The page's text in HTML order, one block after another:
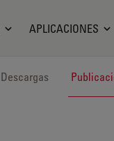
APLICACIONES
Descargas